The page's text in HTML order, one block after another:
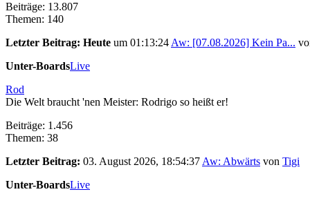
Beiträge: 13.807
Themen: 140
Letzter Beitrag: Heute um 01:13:24Aw: [07.08.2026] Kein Pa...
Unter-BoardsLive
Rod
Die Welt braucht 'nen Meister: Rodrigo so heißt er!
Beiträge: 1.456
Themen: 38
Letzter Beitrag: 03. August 2026, 18:54:37Aw: Abwärts von Tigi
Unter-BoardsLive